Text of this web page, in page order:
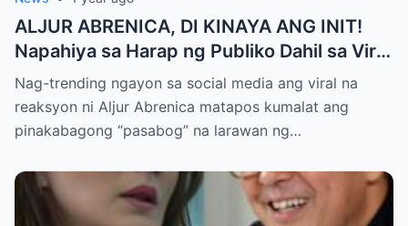
ALJUR ABRENICA, DI KINAYA ANG INIT!
Napahiya sa Harap ng Publiko Dahil sa Viral
PASABOG Photo ni KYLIE PADILLA —
Netizens Nagulantang sa Ganda at Lakas
ng Aura! “Sino Talaga ang Nagsisi
Nag-trending ngayon sa social media ang viral na
reaksyon ni Aljur Abrenica matapos kumalat ang
pinakabagong “pasabog” na larawan ng…